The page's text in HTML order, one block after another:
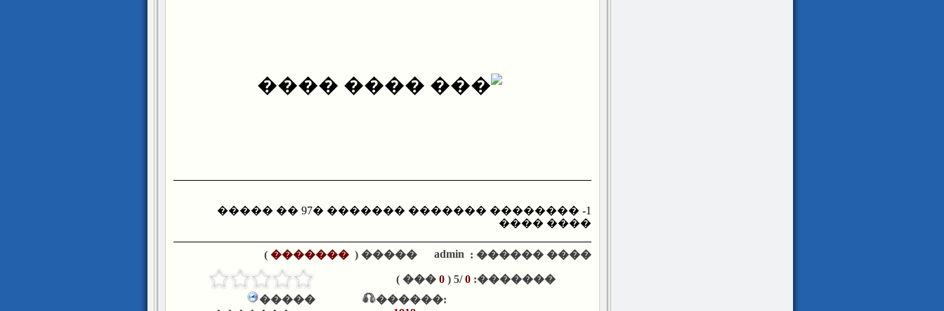
1- �������� ������� ������� �97 �� �����
���� ����
���� ������ :
admin
����� (
�������
)
�������:
0
/5 (
0
��� )
�����
������: